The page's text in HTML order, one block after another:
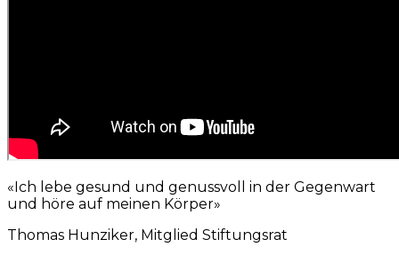
«Ich lebe gesund und genussvoll in der Gegenwart
und höre auf meinen Körper»
Thomas Hunziker, Mitglied Stiftungsrat